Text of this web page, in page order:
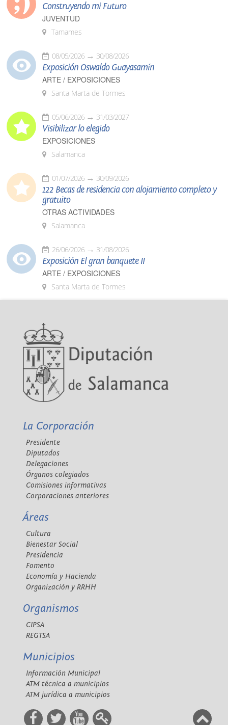
Construyendo mi Futuro
JUVENTUD
Tamames
08/05/2026 30/08/2026
Exposición Oswaldo Guayasamín
ARTE / EXPOSICIONES
Santa Marta de Tormes
05/06/2026 31/03/2027
Visibilizar lo elegido
EXPOSICIONES
Salamanca
01/07/2026 30/09/2026
122 Becas de residencia con alojamiento completo y
gratuito
OTRAS ACTIVIDADES
Salamanca
26/06/2026 31/08/2026
Exposición El gran banquete II
ARTE / EXPOSICIONES
Santa Marta de Tormes
La Corporación
Presidente
Diputados
Delegaciones
Órganos colegiados
Comisiones informativas
Corporaciones anteriores
Áreas
Cultura
Bienestar Social
Presidencia
Fomento
Economía y Hacienda
Organización y RRHH
Organismos
CIPSA
REGTSA
Municipios
Información Municipal
ATM técnica a municipios
ATM jurídica a municipios